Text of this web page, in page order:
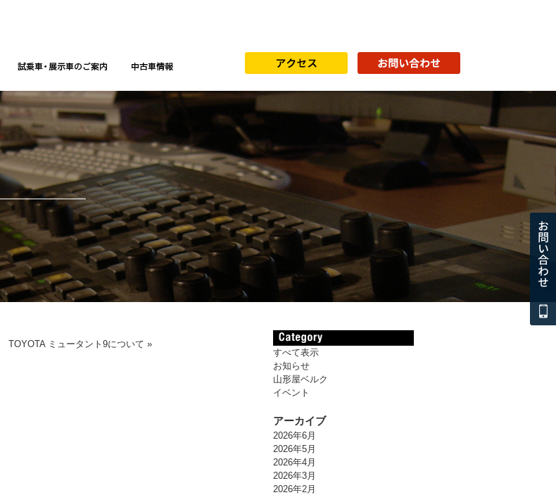
TOYOTA ミュータント9について »
すべて表示
お知らせ
山形屋ベルク
イベント
アーカイブ
2026年6月
2026年5月
2026年4月
2026年3月
2026年2月